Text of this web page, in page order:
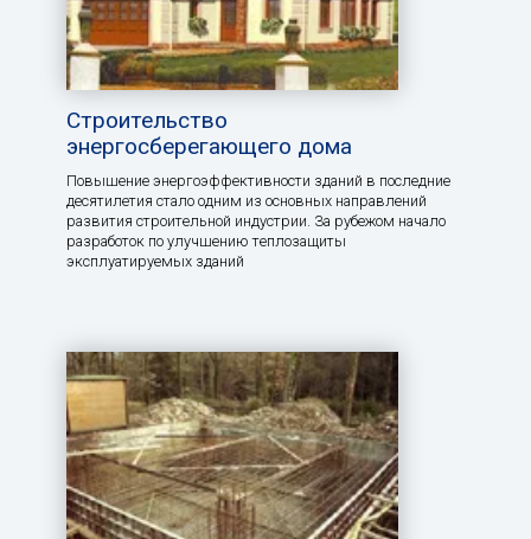
Строительство
энергосберегающего дома
Повышение энергоэффективности зданий в последние
десятилетия стало одним из основных направлений
развития строительной индустрии. За рубежом начало
разработок по улучшению теплозащиты
эксплуатируемых зданий